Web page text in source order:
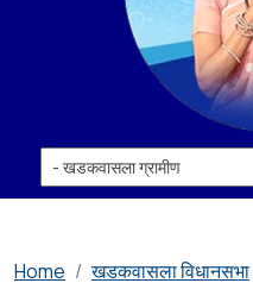
Home खडकवासला विधानसभा